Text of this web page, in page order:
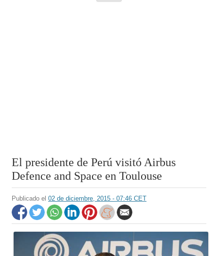
El presidente de Perú visitó Airbus
Defence and Space en Toulouse
Publicado el 02 de diciembre, 2015 - 07:46 CET